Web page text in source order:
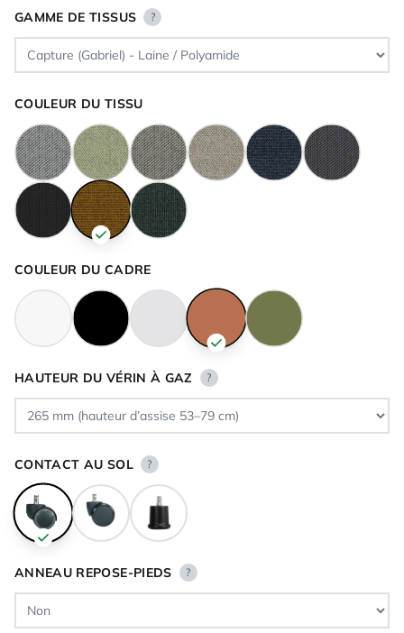
GAMME DE TISSUS ?
COULEUR DU TISSU
COULEUR DU CADRE
HAUTEUR DU VÉRIN À GAZ ?
CONTACT AU SOL ?
ANNEAU REPOSE-PIEDS ?